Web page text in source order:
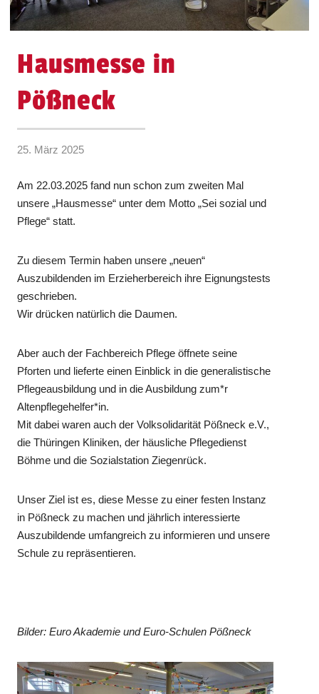
Hausmesse in
Pößneck
25. März 2025
Am 22.03.2025 fand nun schon zum zweiten Mal
unsere „Hausmesse“ unter dem Motto „Sei sozial und
Pflege“ statt.
Zu diesem Termin haben unsere „neuen“
Auszubildenden im Erzieherbereich ihre Eignungstests
geschrieben.
Wir drücken natürlich die Daumen.
Aber auch der Fachbereich Pflege öffnete seine
Pforten und lieferte einen Einblick in die generalistische
Pflegeausbildung und in die Ausbildung zum*r
Altenpflegehelfer*in.
Mit dabei waren auch der Volksolidarität Pößneck e.V.,
die Thüringen Kliniken, der häusliche Pflegedienst
Böhme und die Sozialstation Ziegenrück.
Unser Ziel ist es, diese Messe zu einer festen Instanz
in Pößneck zu machen und jährlich interessierte
Auszubildende umfangreich zu informieren und unsere
Schule zu repräsentieren.
Bilder: Euro Akademie und Euro-Schulen Pößneck